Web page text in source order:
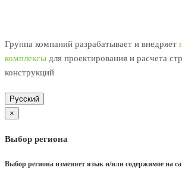
Группа компаний разрабатывает и внедряет
комплексы для проектирования и расчета
конструкций
Русский
×
Выбор региона
Выбор региона изменяет язык и/или содержимое на